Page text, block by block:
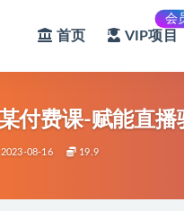
首页 VIP项目
会
付费课-赋能直
2023-08-16 19.9